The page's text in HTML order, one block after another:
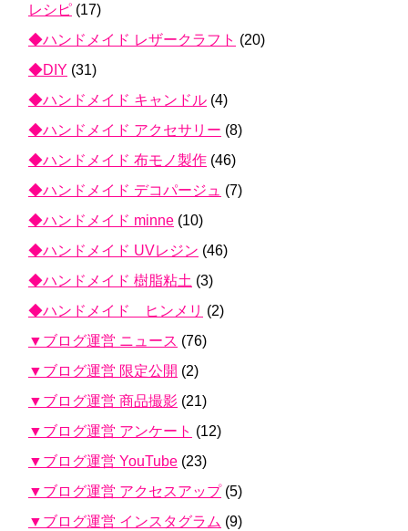
レシピ (17)
◆ハンドメイド レザークラフト (20)
◆DIY (31)
◆ハンドメイド キャンドル (4)
◆ハンドメイド アクセサリー (8)
◆ハンドメイド 布モノ製作 (46)
◆ハンドメイド デコパージュ (7)
◆ハンドメイド minne (10)
◆ハンドメイド UVレジン (46)
◆ハンドメイド 樹脂粘土 (3)
◆ハンドメイド ヒンメリ (2)
▼ブログ運営 ニュース (76)
▼ブログ運営 限定公開 (2)
▼ブログ運営 商品撮影 (21)
▼ブログ運営 アンケート (12)
▼ブログ運営 YouTube (23)
▼ブログ運営 アクセスアップ(5)
▼ブログ運営 インスタグラム (9)